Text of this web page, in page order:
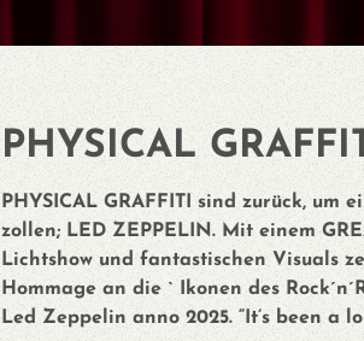
​​​​PHYSICAL
PHYSICAL GRAFFITI sind zurück,
zollen; LED ZEPPELIN. Mit einem
Lichtshow und fantastischen Visuals
Hommage an die ` Ikonen des
Led Zeppelin anno 2025. “It’s been a